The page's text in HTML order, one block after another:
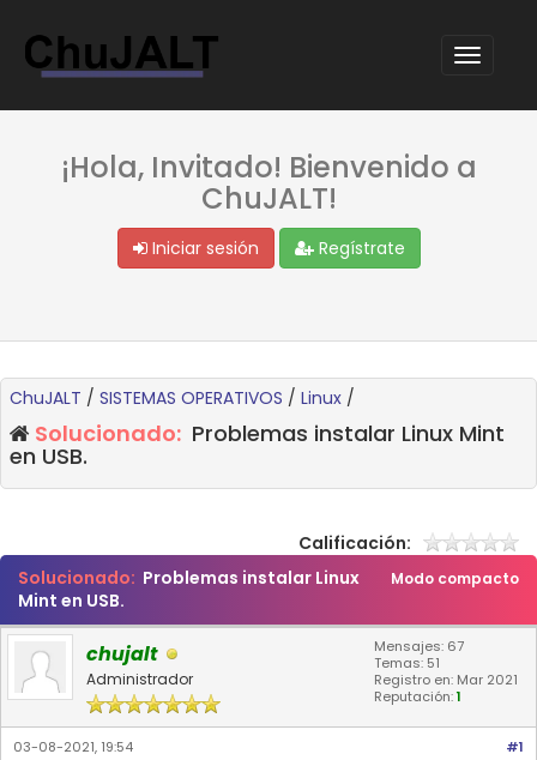
¡Hola, Invitado! Bienvenido a
ChuJALT!
Iniciar sesión Regístrate
ChuJALT / SISTEMAS OPERATIVOS / Linux /
Solucionado: Problemas instalar Linux Mint
en USB.
Calificación:
Modo compacto
Solucionado: Problemas instalar Linux
Mint en USB.
chujalt
Administrador
Mensajes: 67
Temas: 51
Registro en: Mar 2021
Reputación:1
#1
03-08-2021, 19:54